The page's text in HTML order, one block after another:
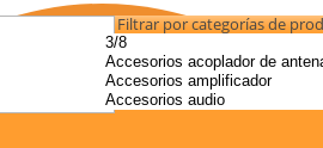
Filtrar por categorías de